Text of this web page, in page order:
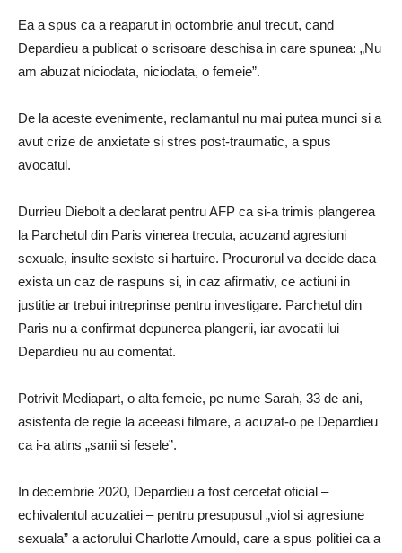
Ea a spus ca a reaparut in octombrie anul trecut, cand
Depardieu a publicat o scrisoare deschisa in care spunea: „Nu
am abuzat niciodata, niciodata, o femeie”.
De la aceste evenimente, reclamantul nu mai putea munci si a
avut crize de anxietate si stres post-traumatic, a spus
avocatul.
Durrieu Diebolt a declarat pentru AFP ca si-a trimis plangerea
la Parchetul din Paris vinerea trecuta, acuzand agresiuni
sexuale, insulte sexiste si hartuire. Procurorul va decide daca
exista un caz de raspuns si, in caz afirmativ, ce actiuni in
justitie ar trebui intreprinse pentru investigare. Parchetul din
Paris nu a confirmat depunerea plangerii, iar avocatii lui
Depardieu nu au comentat.
Potrivit Mediapart, o alta femeie, pe nume Sarah, 33 de ani,
asistenta de regie la aceeasi filmare, a acuzat-o pe Depardieu
ca i-a atins „sanii si fesele”.
In decembrie 2020, Depardieu a fost cercetat oficial –
echivalentul acuzatiei – pentru presupusul „viol si agresiune
sexuala” a actorului Charlotte Arnould, care a spus politiei ca a